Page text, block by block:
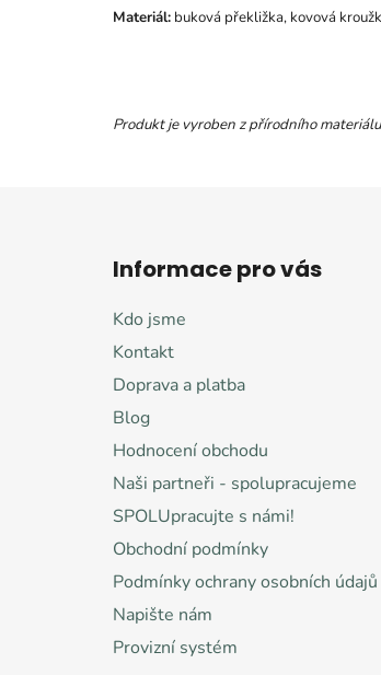
Materiál: buková překližka, kovová
Produkt je vyroben z přírodního
Informace pro vás
Kdo jsme
Kontakt
Doprava a platba
Blog
Hodnocení obchodu
Naši partneři - spolupracujeme
SPOLUpracujte s námi!
Obchodní podmínky
Podmínky ochrany osobních údajů
Napište nám
Provizní systém